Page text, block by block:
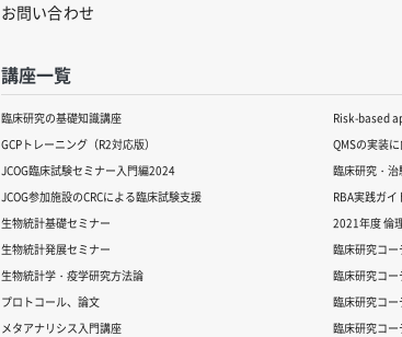
お問い合わせ
講座一覧
臨床研究の基礎知識講座
GCPトレーニング（R2対応版）
JCOG臨床試験セミナー入門編2024
JCOG参加施設のCRCによる臨床試験支援
生物統計基礎セミナー
生物統計発展セミナー
生物統計学・疫学研究方法論
プロトコール、論文
メタアナリシス入門講座
Risk-based
QMSの実装
臨床研究・
RBA実践ガ
2021年度 倫
臨床研究コ
臨床研究コ
臨床研究コ
臨床研究コ